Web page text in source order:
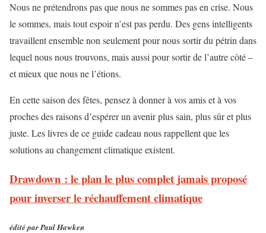
Nous ne prétendrons pas que nous ne sommes pas en crise. Nous
le sommes, mais tout espoir n’est pas perdu. Des gens intelligents
travaillent ensemble non seulement pour nous sortir du pétrin dans
lequel nous nous trouvons, mais aussi pour sortir de l’autre côté –
et mieux que nous ne l’étions.
En cette saison des fêtes, pensez à donner à vos amis et à vos
proches des raisons d’espérer un avenir plus sain, plus sûr et plus
juste. Les livres de ce guide cadeau nous rappellent que les
solutions au changement climatique existent.
Drawdown : le plan le plus complet jamais proposé
pour inverser le réchauffement climatique
édité par Paul Hawken